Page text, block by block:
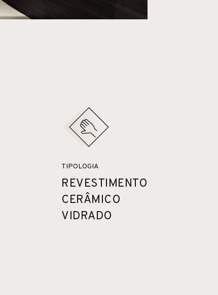
TIPOLOGIA
REVESTIMENTO
CERÂMICO
VIDRADO